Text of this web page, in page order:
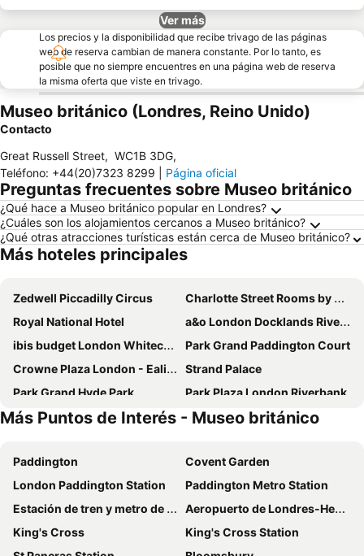
Ver más
Los precios y la disponibilidad que recibe trivago de las páginas
web de reserva cambian de manera constante. Por lo tanto, es
posible que no siempre encuentres en una página web de reserva
la misma oferta que viste en trivago.
Museo británico (Londres, Reino Unido)
Contacto
Great Russell Street, WC1B 3DG,
Teléfono: +44(20)7323 8299 Página oficial
Preguntas frecuentes sobre Museo británico
¿Qué hace a Museo británico popular en Londres?
¿Cuáles son los alojamientos cercanos a Museo británico?
¿Qué otras atracciones turísticas están cerca de Museo británico?
Más hoteles principales
Zedwell Piccadilly Circus
Charlotte Street Rooms by News Hotel
Royal National Hotel
a&o London Docklands Riverside
ibis budget London Whitechapel - Brick Lane
Park Grand Paddington Court
Crowne Plaza London - Ealing By Ihg
Strand Palace
Park Grand Hyde Park
Park Plaza London Riverbank
Travelodge London Central City Road
President Hotel
hub by Premier Inn London Westminster Abbey hotel
Moxy London Piccadilly Circus
STG Hotel Oxford Street
White House Hotel
Assembly Leicester Square
Grand Royale Hyde Park
Park Plaza Westminster Bridge Hotel
Britannia Inn Hotel
Más Puntos de Interés - Museo británico
Paddington
Covent Garden
London Paddington Station
Paddington Metro Station
Estación de tren y metro de Victoria
Aeropuerto de Londres-Heathrow
King's Cross
King's Cross Station